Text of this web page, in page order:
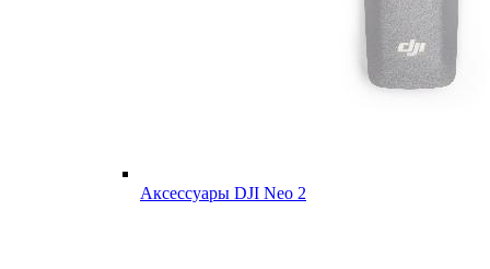
Аксессуары DJI Neo 2